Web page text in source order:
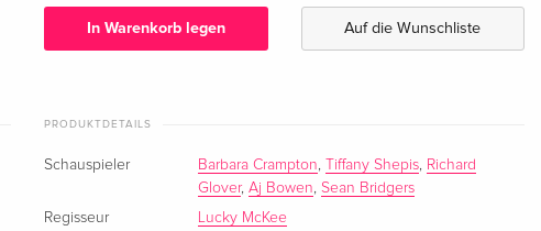
Deutsch
In Warenkorb legen Auf die Wunschliste
PRODUKTDETAILS
Schauspieler Barbara Crampton, Tiffany Shepis, Richard
Glover,Aj Bowen,Sean Bridgers
Regisseur
Lucky McKee